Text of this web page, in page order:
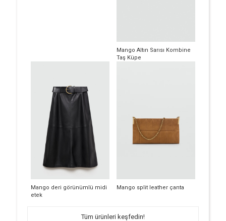
Mango Altın Sarısı Kombine
Taş Küpe
Mango deri görünümlü midi
etek
Mango split leather çanta
Tüm ürünleri keşfedin!